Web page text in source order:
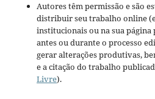
Autores têm permissão e são
distribuir seu trabalho online
institucionais ou na sua
antes ou durante o processo
gerar alterações produtivas,
e a citação do trabalho
Livre).